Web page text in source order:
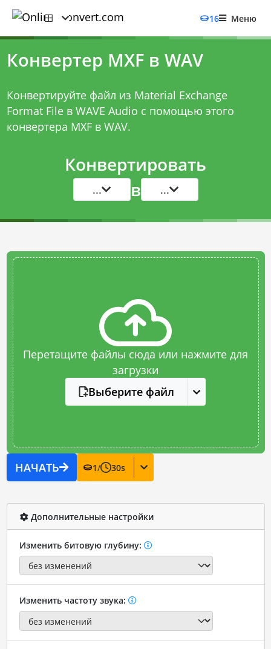
16 Меню
Конвертер MXF в WAV
Конвертируйте файл из Material Exchange
Format File в WAVE Audio с помощью этого
конвертера MXF в WAV.
Конвертировать
... в ...
Перетащите файлы сюда или нажмите для
загрузки
Выберите файл
НАЧАТЬ 1/ 30s
Дополнительные настройки
Изменить битовую глубину:
Изменить частоту звука: